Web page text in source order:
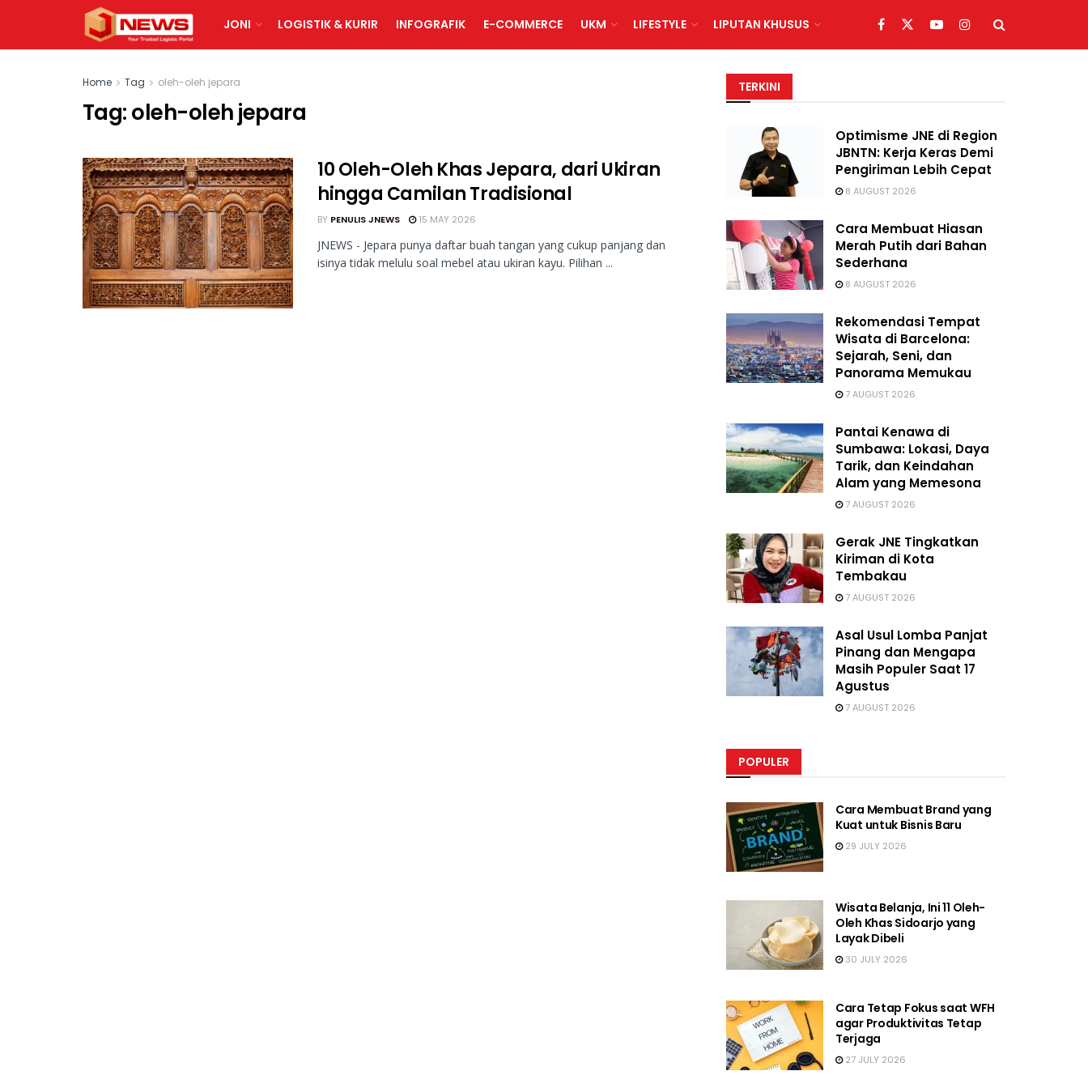
JONI LOGISTIK & KURIR INFOGRAFIK E-COMMERCE UKM LIFESTYLE LIPUTAN KHUSUS
Home Tag oleh-oleh jepara
Tag:oleh-oleh jepara
10 Oleh-Oleh Khas Jepara, dari Ukiran
hingga Camilan Tradisional
BY PENULIS JNEWS 15 MAY 2026
JNEWS - Jepara punya daftar buah tangan yang cukup panjang dan
isinya tidak melulu soal mebel atau ukiran kayu. Pilihan ...
TERKINI
Optimisme JNE di Region
JBNTN: Kerja Keras Demi
Pengiriman Lebih Cepat
8 AUGUST 2026
Cara Membuat Hiasan
Merah Putih dari Bahan
Sederhana
8 AUGUST 2026
Rekomendasi Tempat
Wisata di Barcelona:
Sejarah, Seni, dan
Panorama Memukau
7 AUGUST 2026
Pantai Kenawa di
Sumbawa: Lokasi, Daya
Tarik, dan Keindahan
Alam yang Memesona
7 AUGUST 2026
Gerak JNE Tingkatkan
Kiriman di Kota
Tembakau
7 AUGUST 2026
Asal Usul Lomba Panjat
Pinang dan Mengapa
Masih Populer Saat 17
Agustus
7 AUGUST 2026
POPULER
Cara Membuat Brand yang
Kuat untuk Bisnis Baru
29 JULY 2026
Wisata Belanja, Ini 11 Oleh-
Oleh Khas Sidoarjo yang
Layak Dibeli
30 JULY 2026
Cara Tetap Fokus saat WFH
agar Produktivitas Tetap
Terjaga
27 JULY 2026